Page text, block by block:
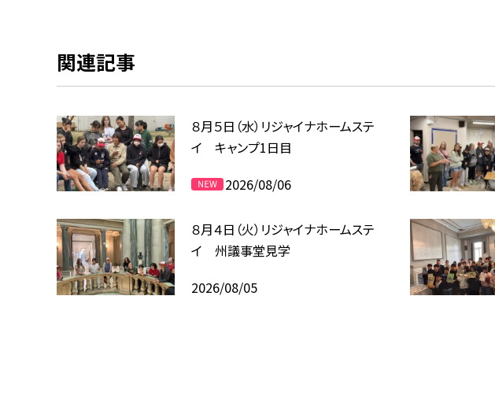
関連記事
８月５日（水）リジャイナホームステ
イ キャンプ1日目
2026/08/06
８月４日（火）リジャイナホームステ
イ 州議事堂見学
2026/08/05